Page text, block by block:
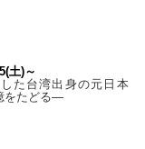
土)～
た台湾出身の元日本
をたどる—